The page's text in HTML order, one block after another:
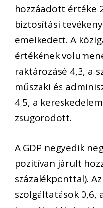
hozzáadott értéke
biztosítási
emelkedett. A
értékének
raktározásé 4,3, a
műszaki és
4,5, a
zsugorodott.
A GDP negyedik
pozitívan járult
százalékponttal).
szolgáltatások 0,6,